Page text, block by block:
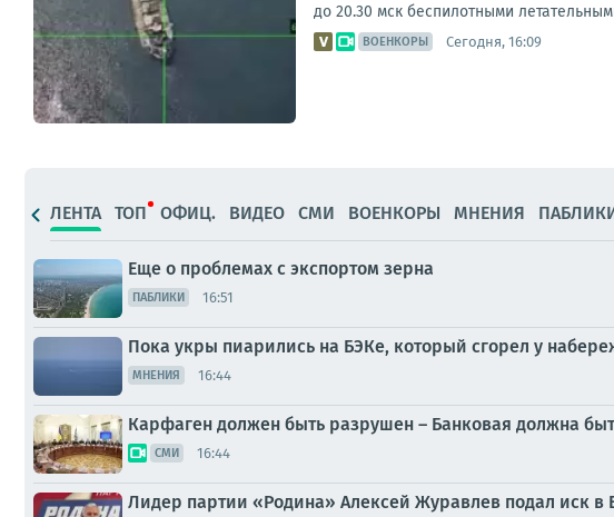
до 20.30 мск беспилотными
ВОЕНКОРЫ Сегодня, 16:09
ЛЕНТА ТОП ОФИЦ. ВИДЕО СМИ ВОЕНКОРЫ МНЕНИЯ
Еще о проблемах с экспортом зерна
ПАБЛИКИ 16:51
Пока укры пиарились на БЭКе, который сгорел у
МНЕНИЯ 16:44
Карфаген должен быть разрушен – Банковая должна
СМИ 16:44
Лидер партии «Родина» Алексей Журавлев подал иск